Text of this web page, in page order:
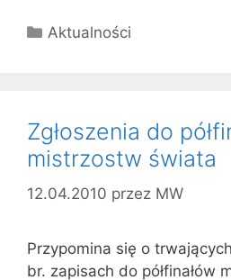
Kategorie
Aktualności
Zgłoszenia do
mistrzostw świata
12.04.2010 przez MW
Przypomina się o
br. zapisach do półfinałów